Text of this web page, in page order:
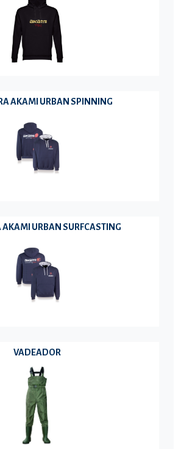
AKAMI URBAN SPINNING
URBAN SURFCASTING
VADEADOR